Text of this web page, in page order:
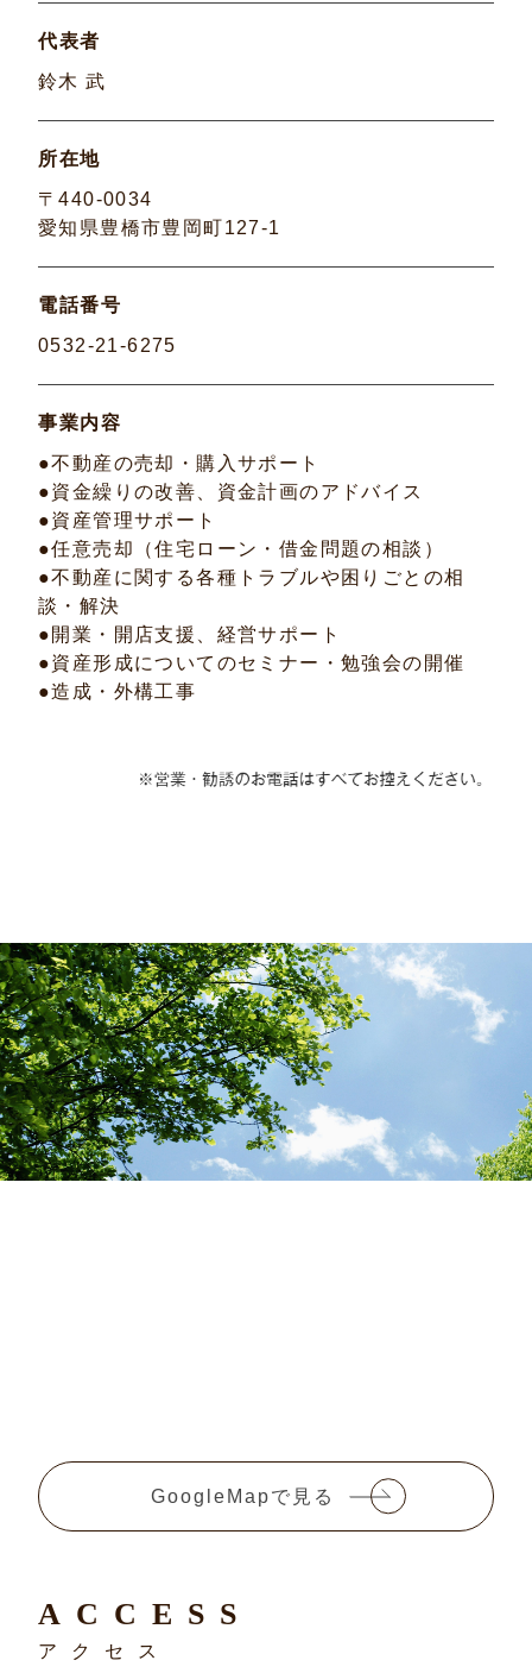
代表者
鈴木 武
所在地
〒440-0034
愛知県豊橋市豊岡町127-1
電話番号
0532-21-6275
事業内容
●不動産の売却・購入サポート
●資金繰りの改善、資金計画のアドバイス
●資産管理サポート
●任意売却（住宅ローン・借金問題の相談）
●不動産に関する各種トラブルや困りごとの相
談・解決
●開業・開店支援、経営サポート
●資産形成についてのセミナー・勉強会の開催
●造成・外構工事
GoogleMapで見る
ACCESS
アクセス